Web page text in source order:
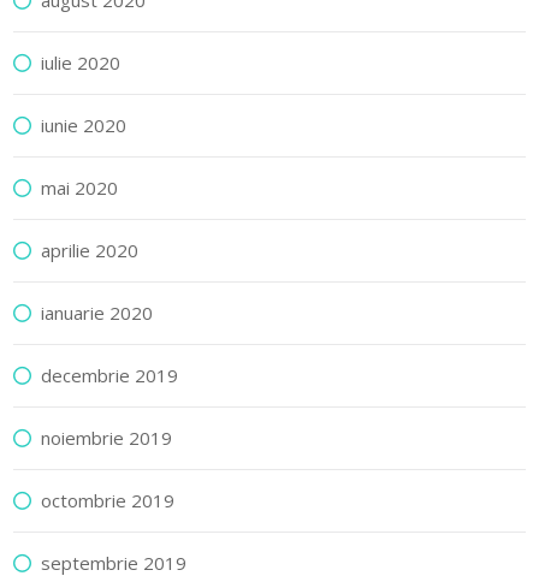
iulie 2020
iunie 2020
mai 2020
aprilie 2020
ianuarie 2020
decembrie 2019
noiembrie 2019
octombrie 2019
septembrie 2019